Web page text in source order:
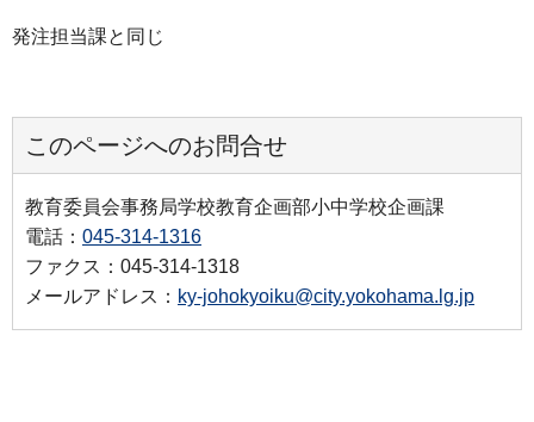
発注担当課と同じ
このページへのお問合せ
教育委員会事務局学校教育企画部小中学校企画課
電話： 045-314-1316
ファクス：045-314-1318
メールアドレス： ky-johokyoiku@city.yokohama.lg.jp